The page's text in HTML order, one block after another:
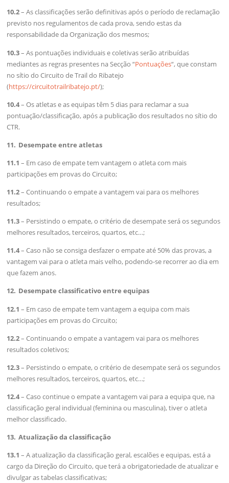
10.2– As classificações serão definitivas após o período de reclamação
previsto nos regulamentos de cada prova, sendo estas da
responsabilidade da Organização dos mesmos;
​10.3– As pontuações individuais e coletivas serão atribuídas
mediantes as regras presentes na Secção “Pontuações“, que constam
no sítio do Circuito de Trail do Ribatejo
(https://circuitotrailribatejo.pt/);
10.4– Os atletas e as equipas têm 5 dias para reclamar a sua
pontuação/classificação, após a publicação dos resultados no sítio do
CTR.
11. Desempate entre atletas
11.1– Em caso de empate tem vantagem o atleta com mais
participações em provas do Circuito;
11.2– Continuando o empate a vantagem vai para os melhores
resultados;
11.3– Persistindo o empate, o critério de desempate será os segundos
melhores resultados, terceiros, quartos, etc…;
11.4– Caso não se consiga desfazer o empate até 50% das provas, a
vantagem vai para o atleta mais velho, podendo-se recorrer ao dia em
que fazem anos.
12. Desempate classificativo entre equipas
12.1 – Em caso de empate tem vantagem a equipa com mais
participações em provas do Circuito;
​12.2– Continuando o empate a vantagem vai para os melhores
resultados coletivos;
12.3– Persistindo o empate, o critério de desempate será os segundos
melhores resultados, terceiros, quartos, etc…;
12.4– Caso continue o empate a vantagem vai para a equipa que, na
classificação geral individual (feminina ou masculina), tiver o atleta
melhor classificado.
13. Atualização da classificação
13.1 – A atualização da classificação geral, escalões e equipas, está a
cargo da Direção do Circuito, que terá a obrigatoriedade de atualizar e
divulgar as tabelas classificativas;